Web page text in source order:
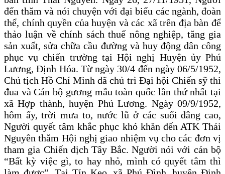
đến thăm và nói chuyện với đại biểu các ngành, đoàn
thể, chính quyền của huyện và các xã trên địa bàn để
thảo luận về chính sách thuế nông nghiệp, tăng gia
sản xuất, sửa chữa cầu đường và huy động dân công
phục vụ chiến trường tại Hội nghị Huyện ủy Phú
Lương, Định Hóa. Từ ngày 30/4 đến ngày 06/5/1952,
Chủ tịch Hồ Chí Minh đã chủ trì Đại hội Chiến sỹ thi
đua và Cán bộ gương mẫu toàn quốc lần thứ nhất tại
xã Hợp thành, huyện Phú Lương. Ngày 09/9/1952,
hôm ấy, trời mưa to, nước lũ ở các suối dâng cao,
Người quyết tâm khắc phục khó khăn đến ATK Thái
Nguyên thăm Hội nghị giao nhiệm vụ cho các đơn vị
tham gia Chiến dịch Tây Bắc. Người nói với cán bộ
“Bất kỳ việc gì, to hay nhỏ, mình có quyết tâm thì